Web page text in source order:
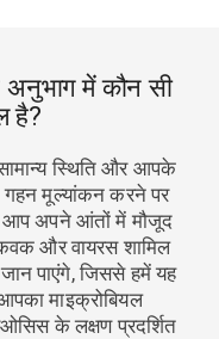
में कौन सी
है?
स्थिति और आपके
मूल्यांकन करने पर
आप अपने आंतों में मौजूद
कवक और वायरस शामिल
पाएंगे, जिससे हमें यह
माइक्रोबियल
के लक्षण प्रदर्शित